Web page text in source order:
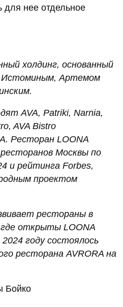
для нее отдельное
холдинг, основанный
Истоминым, Артемом
AVA, Patriki, Narnia,
AVA Bistro
Ресторан LOONA
Москвы по
и рейтинга Forbes,
проектом
рестораны в
открыты LOONA
году состоялось
ресторана AVRORA на
Бойко